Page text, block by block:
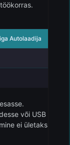
Autolaadija
või USB
ei ületaks